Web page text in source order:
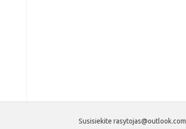
Susisiekite rasytojas@outlook.com